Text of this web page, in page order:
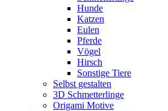
Hunde
Katzen
Eulen
Pferde
Vögel
Hirsch
Sonstige Tiere
Selbst gestalten
3D Schmetterlinge
Origami Motive